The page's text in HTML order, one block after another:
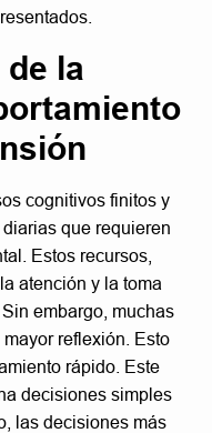
la
cognitivos finitos y
que requieren
Estos recursos,
atención y la toma
embargo, muchas
reflexión. Esto
rápido. Este
decisiones simples
las decisiones más